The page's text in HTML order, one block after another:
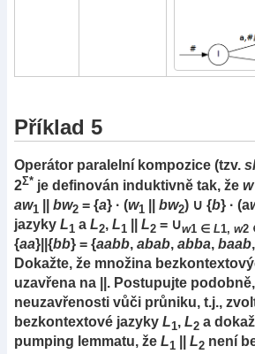
Příklad 5
Operátor paralelní kompozice (tzv.
2Σ* je definován induktivně tak, že w
aw1 bw2 = {a} · (w1 bw2) ∪ {b} · (a
jazyky L1 a L2, L1 L2 = ∪w1 ∈ L1, w2
{aa}||{bb} = {aabb, abab, abba, baab,
Dokažte, že množina
uzavřena na ||. Postupujte
neuzavřenosti vůči průniku, t.j.,
bezkontextové jazyky L1, L2 a
pumping lemmatu, že L1 L2 není